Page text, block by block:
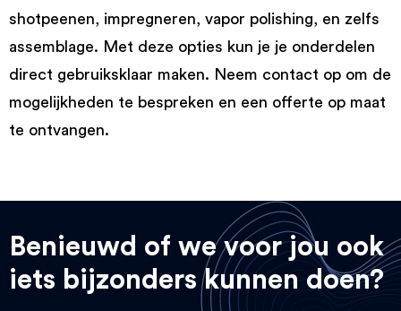
shotpeenen, impregneren, vapor polishing, en zelfs
assemblage. Met deze opties kun je je onderdelen
direct gebruiksklaar maken. Neem contact op om de
mogelijkheden te bespreken en een offerte op maat
te ontvangen.
Benieuwd of we voor jou ook
iets bijzonders kunnen doen?